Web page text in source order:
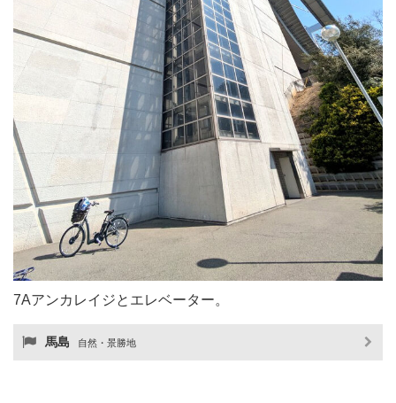
7Aアンカレイジとエレベーター。
馬島 自然・景勝地